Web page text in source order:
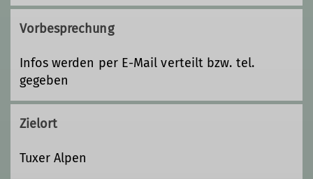
Vorbesprechung
Infos werden per E-Mail verteilt bzw. tel.
gegeben
Zielort
Tuxer Alpen